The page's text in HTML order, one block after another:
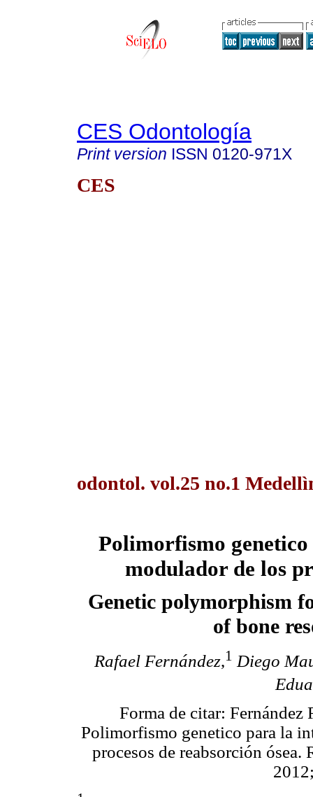
CES Odontología
Print version ISSN 0120-971X
CES
odontol. vol.25 no.1
Polimorfismo
modulador de los
Genetic polymorphism
of bone
Rafael Fernández,1 Diego
Forma de citar:
Polimorfismo genetico para la
procesos de reabsorción